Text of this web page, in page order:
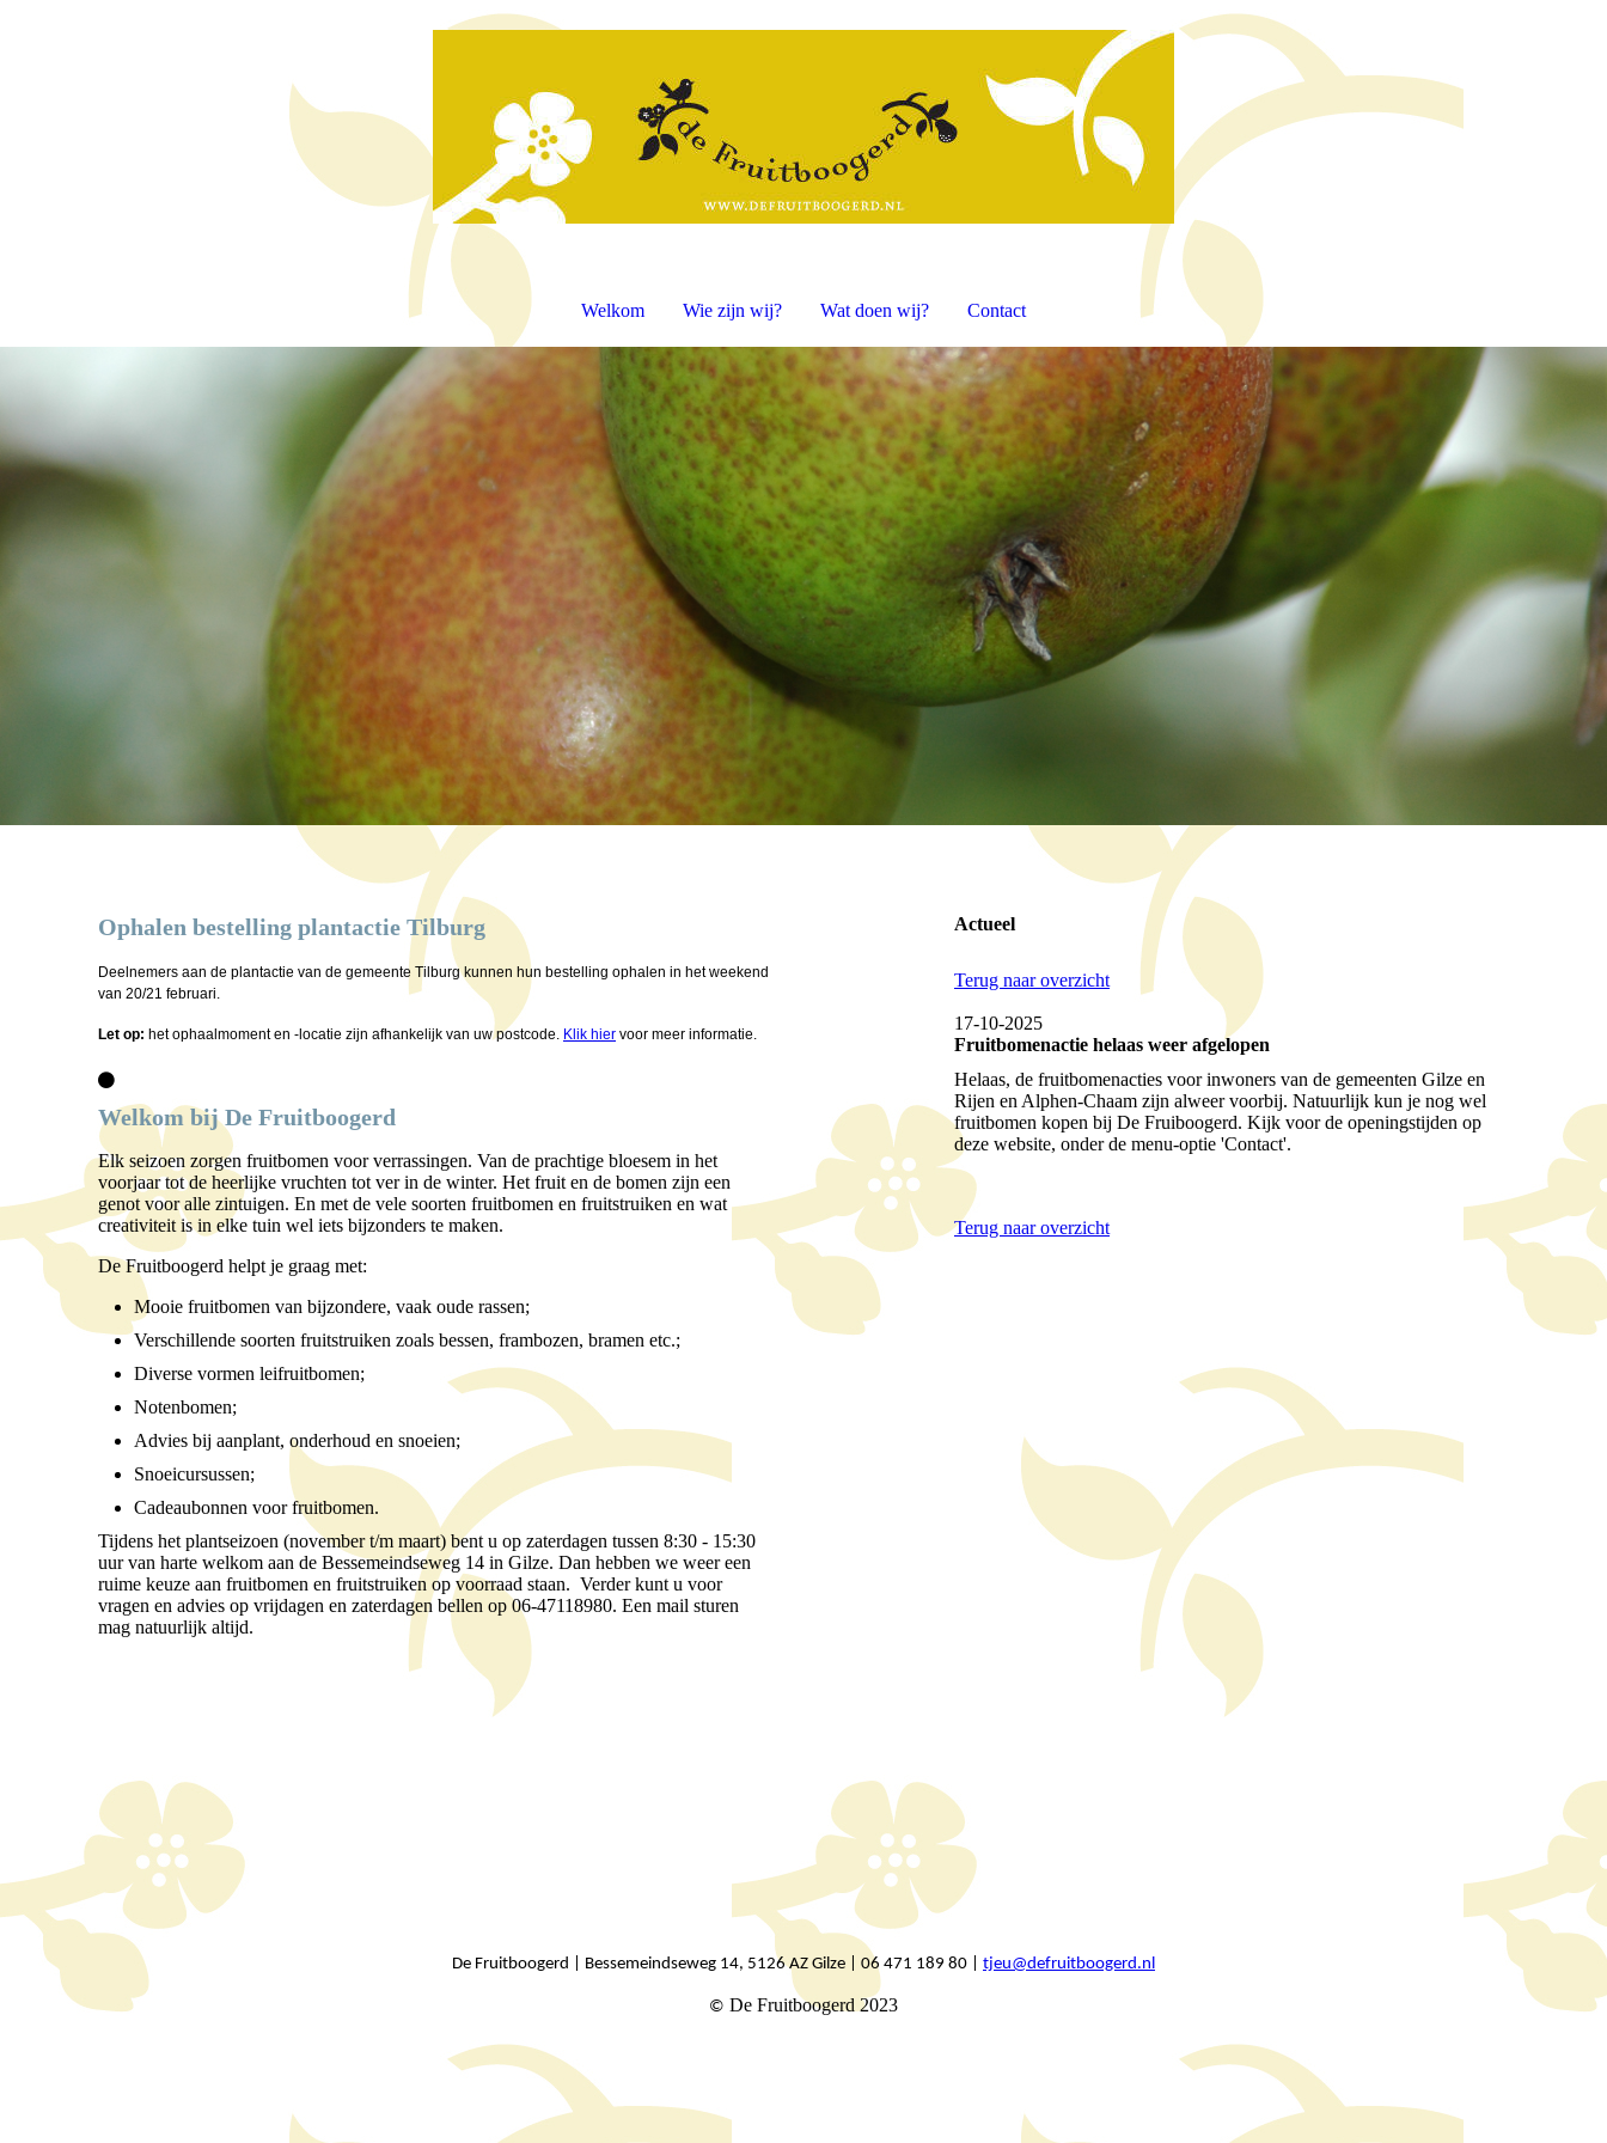
Welkom Wie zijn wij? Wat doen wij? Contact
Ophalen bestelling plantactie Tilburg
Deelnemers aan de plantactie van de gemeente Tilburg kunnen hun bestelling ophalen in het weekend
van 20/21 februari.
Let op: het ophaalmoment en -locatie zijn afhankelijk van uw postcode. Klik hier voor meer informatie.
Welkom bij De Fruitboogerd
Elk seizoen zorgen fruitbomen voor verrassingen. Van de prachtige bloesem in het
voorjaar tot de heerlijke vruchten tot ver in de winter. Het fruit en de bomen zijn een
genot voor alle zintuigen. En met de vele soorten fruitbomen en fruitstruiken en wat
creativiteit is in elke tuin wel iets bijzonders te maken.
De Fruitboogerd helpt je graag met:
Mooie fruitbomen van bijzondere, vaak oude rassen;
Verschillende soorten fruitstruiken zoals bessen, frambozen, bramen etc.;
Diverse vormen leifruitbomen;
Notenbomen;
Advies bij aanplant, onderhoud en snoeien;
Snoeicursussen;
Cadeaubonnen voor fruitbomen.
Tijdens het plantseizoen (november t/m maart) bent u op zaterdagen tussen 8:30 - 15:30
uur van harte welkom aan de Bessemeindseweg 14 in Gilze. Dan hebben we weer een
ruime keuze aan fruitbomen en fruitstruiken op voorraad staan. Verder kunt u voor
vragen en advies op vrijdagen en zaterdagen bellen op 06-47118980. Een mail sturen
mag natuurlijk altijd.
Actueel
Terug naar overzicht
17-10-2025
Fruitbomenactie helaas weer afgelopen
Helaas, de fruitbomenacties voor inwoners van de gemeenten Gilze en
Rijen en Alphen-Chaam zijn alweer voorbij. Natuurlijk kun je nog wel
fruitbomen kopen bij De Fruiboogerd. Kijk voor de openingstijden op
deze website, onder de menu-optie 'Contact'.
Terug naar overzicht
De Fruitboogerd | Bessemeindseweg 14, 5126 AZ Gilze | 06 471 189 80 | tjeu@defruitboogerd.nl
© De Fruitboogerd 2023